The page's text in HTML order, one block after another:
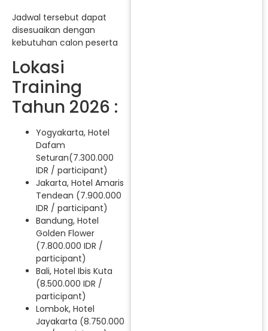
Jadwal tersebut dapat
disesuaikan dengan
kebutuhan calon peserta
Lokasi
Training
Tahun 2026 :
Yogyakarta, Hotel
Dafam
Seturan(7.300.000
IDR / participant)
Jakarta, Hotel Amaris
Tendean (7.900.000
IDR / participant)
Bandung, Hotel
Golden Flower
(7.800.000 IDR /
participant)
Bali, Hotel Ibis Kuta
(8.500.000 IDR /
participant)
Lombok, Hotel
Jayakarta (8.750.000